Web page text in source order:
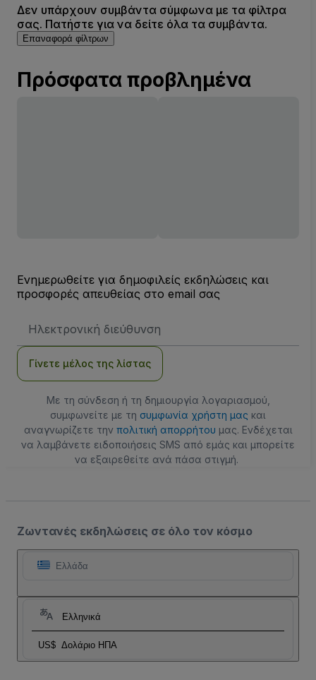
Δεν υπάρχουν συμβάντα σύμφωνα με τα φίλτρα
σας. Πατήστε για να δείτε όλα τα συμβάντα.
Επαναφορά φίλτρων
Πρόσφατα προβλημένα
Ενημερωθείτε για δημοφιλείς εκδηλώσεις και
προσφορές απευθείας στο email σας
Email
Γίνετε μέλος της λίστας
Με τη σύνδεση ή τη δημιουργία λογαριασμού,
συμφωνείτε με τη συμφωνία χρήστη μας και
αναγνωρίζετε την πολιτική απορρήτου μας. Ενδέχεται
να λαμβάνετε ειδοποιήσεις SMS από εμάς και μπορείτε
να εξαιρεθείτε ανά πάσα στιγμή.
Ζωντανές εκδηλώσεις σε όλο τον κόσμο
Ελλάδα
Ελληνικά
US$ Δολάριο ΗΠΑ